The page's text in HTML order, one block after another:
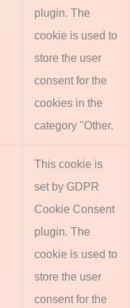
plugin. The
cookie is used to
store the user
consent for the
cookies in the
category "Other.
This cookie is
set by GDPR
Cookie Consent
plugin. The
cookie is used to
store the user
consent for the